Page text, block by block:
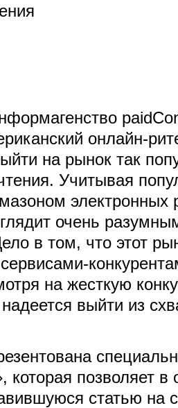
онлайн-
на рынок так
Учитывая
электронных
очень
в том, что этот
на жесткую
выйти из
которая позволяет в
статью на